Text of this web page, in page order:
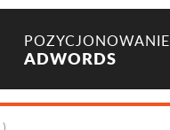
POZYCJONOWANIE
ADWORDS